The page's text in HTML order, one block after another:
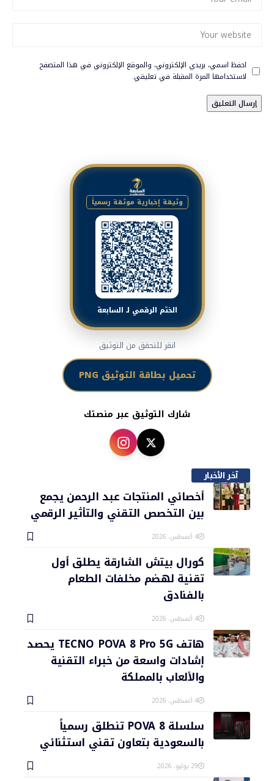
احفظ اسمي، بريدي الإلكتروني، والموقع الإلكتروني في هذا المتصفح
لاستخدامها المرة المقبلة في تعليقي.
وثيقة إخبارية موثقة رسمياً
الختم الرقمي لـ السابعة
انقر للتحقق من التوثيق
تحميل بطاقة التوثيق PNG
شارك التوثيق عبر منصتك
آخر الأخبار
أخصائي المنتجات عبد الرحمن يجمع
بين التخصص التقني والتأثير الرقمي
4 أغسطس، 2026
كورال بيتش الشارقة يطلق أول
تقنية لهضم مخلفات الطعام
بالفنادق
4 أغسطس، 2026
هاتف TECNO POVA 8 Pro 5G يحصد
إشادات واسعة من خبراء التقنية
والألعاب بالمملكة
4 أغسطس، 2026
سلسلة POVA 8 تنطلق رسمياً
بالسعودية بتعاون تقني استثنائي
29 يوليو، 2026